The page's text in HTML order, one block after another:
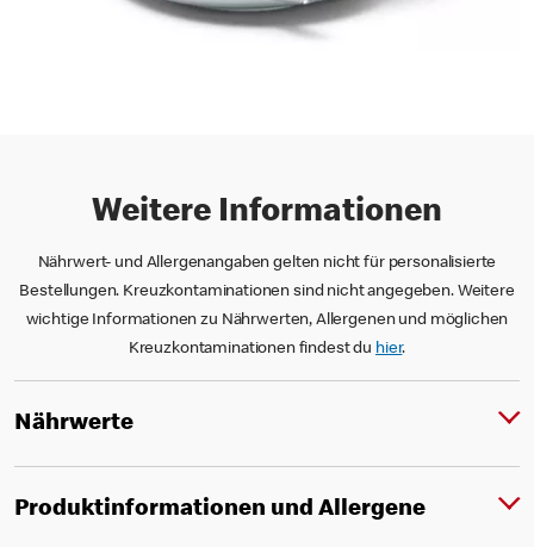
Weitere Informationen
Nährwert- und Allergenangaben gelten nicht für personalisierte
Bestellungen. Kreuzkontaminationen sind nicht angegeben. Weitere
wichtige Informationen zu Nährwerten, Allergenen und möglichen
Kreuzkontaminationen findest du hier.
Nährwerte
Produktinformationen und Allergene